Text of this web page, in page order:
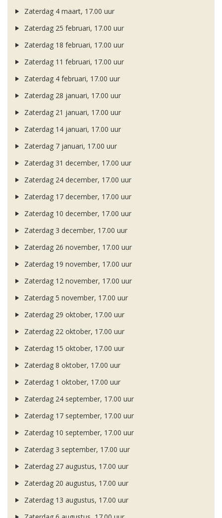
Zaterdag 4 maart, 17.00 uur
Zaterdag 25 februari, 17.00 uur
Zaterdag 18 februari, 17.00 uur
Zaterdag 11 februari, 17.00 uur
Zaterdag 4 februari, 17.00 uur
Zaterdag 28 januari, 17.00 uur
Zaterdag 21 januari, 17.00 uur
Zaterdag 14 januari, 17.00 uur
Zaterdag 7 januari, 17.00 uur
Zaterdag 31 december, 17.00 uur
Zaterdag 24 december, 17.00 uur
Zaterdag 17 december, 17.00 uur
Zaterdag 10 december, 17.00 uur
Zaterdag 3 december, 17.00 uur
Zaterdag 26 november, 17.00 uur
Zaterdag 19 november, 17.00 uur
Zaterdag 12 november, 17.00 uur
Zaterdag 5 november, 17.00 uur
Zaterdag 29 oktober, 17.00 uur
Zaterdag 22 oktober, 17.00 uur
Zaterdag 15 oktober, 17.00 uur
Zaterdag 8 oktober, 17.00 uur
Zaterdag 1 oktober, 17.00 uur
Zaterdag 24 september, 17.00 uur
Zaterdag 17 september, 17.00 uur
Zaterdag 10 september, 17.00 uur
Zaterdag 3 september, 17.00 uur
Zaterdag 27 augustus, 17.00 uur
Zaterdag 20 augustus, 17.00 uur
Zaterdag 13 augustus, 17.00 uur